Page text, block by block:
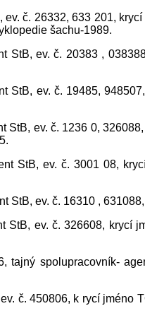
č. 26332, 633 201,
šachu-1989.
StB, ev. č. 20383 ,
StB, ev. č. 19485,
ev. č. 1236 0,
StB, ev. č. 3001 08,
StB, ev. č. 16310 ,
StB, ev. č. 326608,
tajný spolupracovník-
č. 450806, k rycí